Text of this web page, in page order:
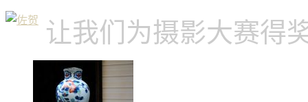
让我们为摄影大赛得